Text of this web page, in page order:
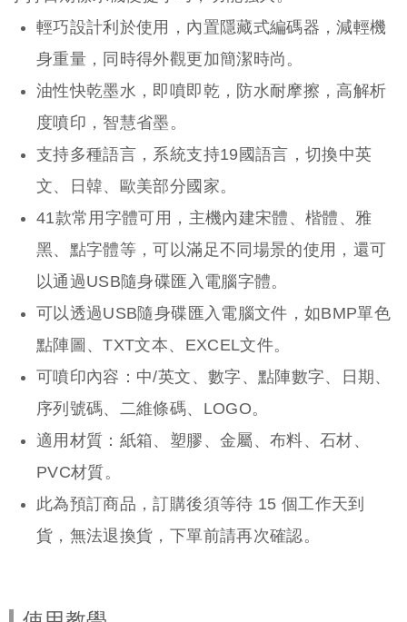
輕巧設計利於使用，內置隱藏式編碼器，減輕機
身重量，同時得外觀更加簡潔時尚。
油性快乾墨水，即噴即乾，防水耐摩擦，高解析
度噴印，智慧省墨。
支持多種語言，系統支持19國語言，切換中英
文、日韓、歐美部分國家。
41款常用字體可用，主機內建宋體、楷體、雅
黑、點字體等，可以滿足不同場景的使用，還可
以通過USB隨身碟匯入電腦字體。
可以透過USB隨身碟匯入電腦文件，如BMP單色
點陣圖、TXT文本、EXCEL文件。
可噴印內容：中/英文、數字、點陣數字、日期、
序列號碼、二維條碼、LOGO。
適用材質：紙箱、塑膠、金屬、布料、石材、
PVC材質。
此為預訂商品，訂購後須等待 15 個工作天到
貨，無法退換貨，下單前請再次確認。